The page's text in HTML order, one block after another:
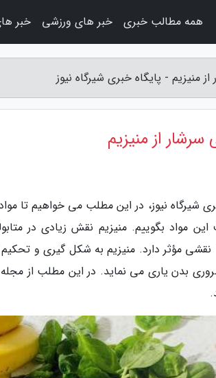
شیرگاه نیوز، در این مطلب می خواهیم تا
نقشی مؤثر دارد. منیزیم به شکل گیری و
همه مطالب خبری خبر های ورزشی خبر